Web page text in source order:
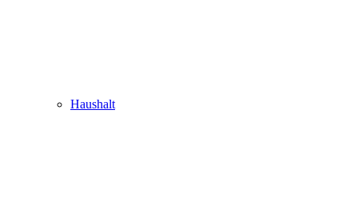
Haushalt